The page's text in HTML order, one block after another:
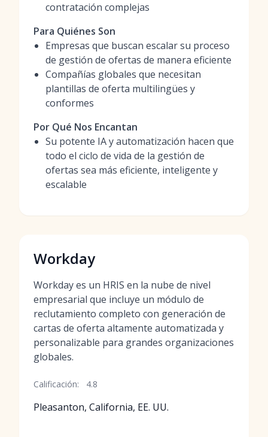
contratación complejas
Para Quiénes Son
Empresas que buscan escalar su proceso
de gestión de ofertas de manera eficiente
Compañías globales que necesitan
plantillas de oferta multilingües y
conformes
Por Qué Nos Encantan
Su potente IA y automatización hacen que
todo el ciclo de vida de la gestión de
ofertas sea más eficiente, inteligente y
escalable
Workday
Workday es un HRIS en la nube de nivel
empresarial que incluye un módulo de
reclutamiento completo con generación de
cartas de oferta altamente automatizada y
personalizable para grandes organizaciones
globales.
Calificación: 4.8
Pleasanton, California, EE. UU.